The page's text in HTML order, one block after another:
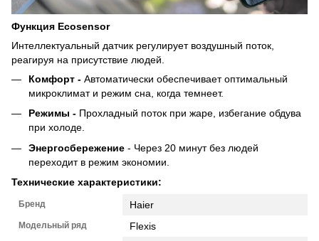
Функция Ecosensor
Интеллектуальный датчик регулирует воздушный поток,
реагируя на присутствие людей.
Комфорт - Автоматически обеспечивает оптимальный
микроклимат и режим сна, когда темнеет.
Режимы - Прохладный поток при жаре, избегание обдува
при холоде.
Энергосбережение - Через 20 минут без людей
переходит в режим экономии.
Технические характеристики:
Бренд Haier
Модельный ряд Flexis